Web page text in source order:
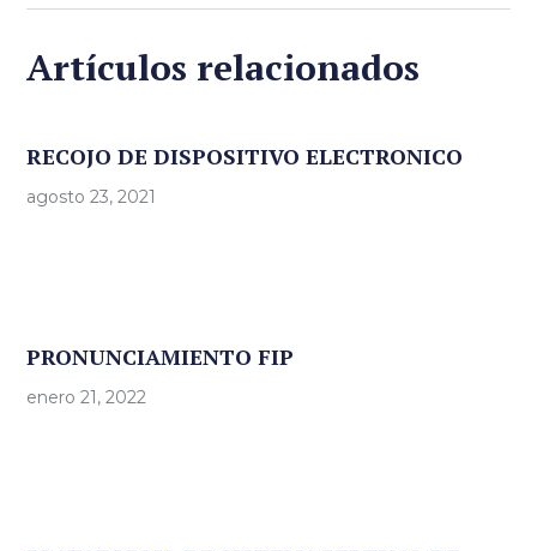
Artículos relacionados
RECOJO DE DISPOSITIVO ELECTRONICO
agosto 23, 2021
PRONUNCIAMIENTO FIP
enero 21, 2022